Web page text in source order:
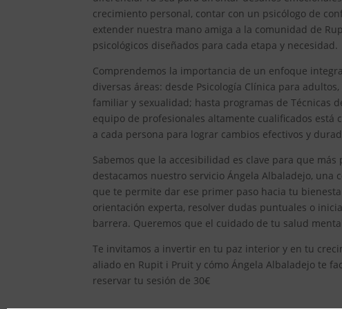
crecimiento personal, contar con un psicólogo de
extender nuestra mano amiga a la comunidad de
psicológicos diseñados para cada etapa y necesidad.
Comprendemos la importancia de un enfoque
diversas áreas: desde Psicología Clínica para
familiar y sexualidad; hasta programas de Técnicas
equipo de profesionales altamente cualificados
a cada persona para lograr cambios efectivos y
Sabemos que la accesibilidad es clave para que
destacamos nuestro servicio Ángela Albaladejo,
que te permite dar ese primer paso hacia tu
orientación experta, resolver dudas puntuales o
barrera. Queremos que el cuidado de tu salud
Te invitamos a invertir en tu paz interior y en tu
aliado en Rupit i Pruit y cómo Ángela Albaladejo te
reservar tu sesión de 30€